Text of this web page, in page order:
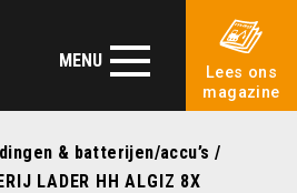
MENU
Lees ons
magazine
& batterijen/accu’s /
LADER HH ALGIZ 8X